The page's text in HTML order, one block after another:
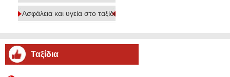
Ασφάλεια και υγεία στο ταξίδι
Ταξίδια